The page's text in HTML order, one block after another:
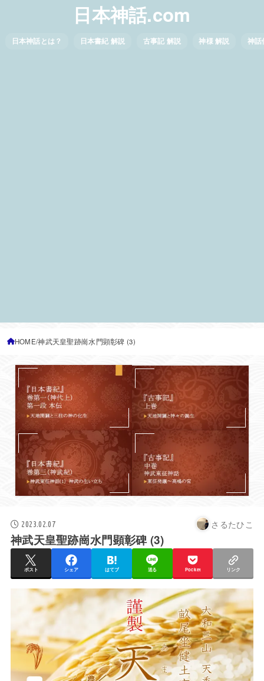
日本神話.com
日本神話とは？ 日本書紀 解説 古事記 解説 神様 解説 神話
HOME 神武天皇聖跡崗水門顕彰碑 (3)
2023.02.07 さるたひこ
神武天皇聖跡崗水門顕彰碑 (3)
ポスト シェア はてブ 送る Pocket リンク